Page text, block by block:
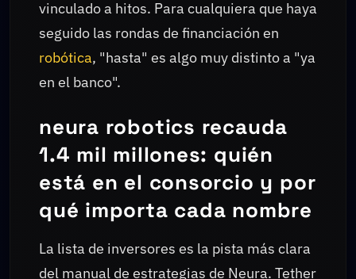
vinculado a hitos. Para cualquiera que haya
seguido las rondas de financiación en
robótica, "hasta" es algo muy distinto a "ya
en el banco".
neura robotics recauda
1.4 mil millones: quién
está en el consorcio y por
qué importa cada nombre
La lista de inversores es la pista más clara
del manual de estrategias de Neura. Tether